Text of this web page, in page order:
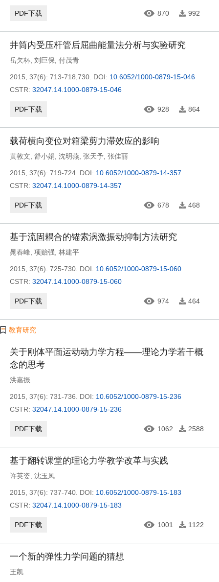
PDF下载 870 992
井筒内受压杆管后屈曲能量法分析与实验研究
岳欠杯 刘巨保 付茂青
2015, 37(6): 713-718,730. DOI: 10.6052/1000-0879-15-046
CSTR: 32047.14.1000-0879-15-046
PDF下载 928 864
载荷横向变位对箱梁剪力滞效应的影响
黄敦文 舒小娟 沈明燕 张天予 张佳丽
2015, 37(6): 719-724. DOI: 10.6052/1000-0879-14-357
CSTR: 32047.14.1000-0879-14-357
PDF下载 678 468
基于流固耦合的锚索涡激振动抑制方法研究
晁春峰 项贻强 林建平
2015, 37(6): 725-730. DOI: 10.6052/1000-0879-15-060
CSTR: 32047.14.1000-0879-15-060
PDF下载 974 464
教育研究
关于刚体平面运动动力学方程——理论力学若干概
念的思考
洪嘉振
2015, 37(6): 731-736. DOI: 10.6052/1000-0879-15-236
CSTR: 32047.14.1000-0879-15-236
PDF下载 1062 2588
基于翻转课堂的理论力学教学改革与实践
许英姿 沈玉凤
2015, 37(6): 737-740. DOI: 10.6052/1000-0879-15-183
CSTR: 32047.14.1000-0879-15-183
PDF下载 1001 1122
一个新的弹性力学问题的猜想
王凯